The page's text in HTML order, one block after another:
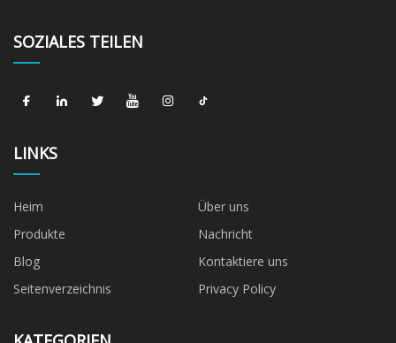
SOZIALES TEILEN
LINKS
Heim
Über uns
Produkte
Nachricht
Blog
Kontaktiere uns
Seitenverzeichnis
Privacy Policy